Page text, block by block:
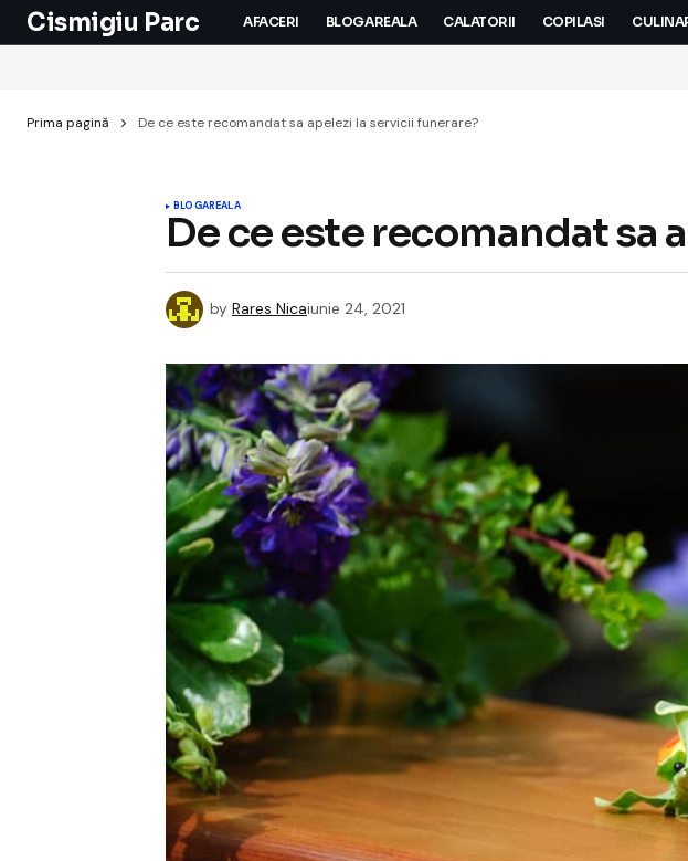
Cismigiu Parc AFACERI BLOGAREALA CALATORII COPILASI
Prima pagină De ce este recomandat sa apelezi la servicii funerare?
BLOGAREALA
De ce este recomandat sa
by Rares Nicaiunie 24, 2021